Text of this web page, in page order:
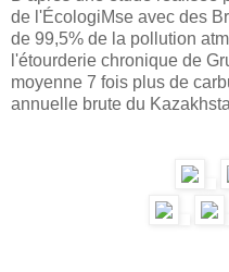
de l'ÉcologiMse avec des
de 99,5% de la pollution
l'étourderie chronique de
moyenne 7 fois plus de
annuelle brute du